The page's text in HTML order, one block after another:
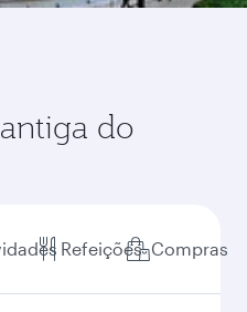
do
Refeições Compras